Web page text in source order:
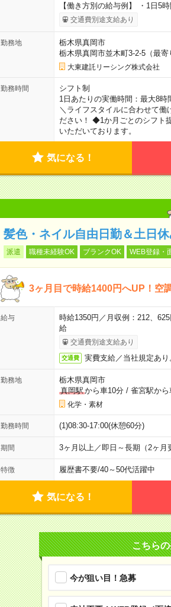
【働き方別の給与例】 ・1日5
交通費別途支給あり
勤務地
栃木県真岡市
栃木県真岡市並木町3-2-5（最
大東建託リーシング株式会社
勤務時間
シフト制
1日あたりの実働時間：最大8
＼ライフスタイルに合わせて
ださい！ ◆1か月ごとのシフト
いただいております。
気になる！
髪色・ネイル自由日勤＆土日
派遣 職種未経験OK ブランクOK WEB登録・
3ヶ月目で時給1400円へUP！空
給与
時給1350円／月収例：212、
給
交通費別途支給あり
交通費 実費支給／当社規定あり
勤務地
栃木県真岡市
真岡駅から車10分/ 雀宮駅から
化学・素材
勤務時間 (1)08:30-17:00(休憩60分)
期間 3ヶ月以上／即日～長期（2ヶ月
特徴 履歴書不要/40～50代活躍中
気になる！
こちら
今が狙い目！急募